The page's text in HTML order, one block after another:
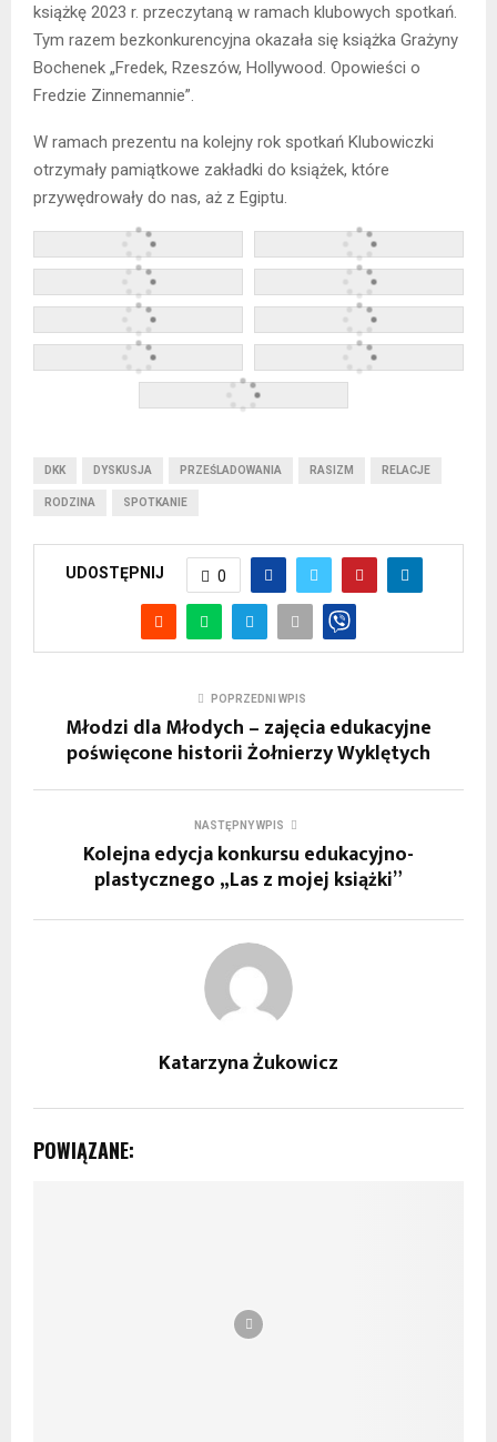
książkę 2023 r. przeczytaną w ramach klubowych spotkań.
Tym razem bezkonkurencyjna okazała się książka Grażyny
Bochenek „Fredek, Rzeszów, Hollywood. Opowieści o
Fredzie Zinnemannie”.
W ramach prezentu na kolejny rok spotkań Klubowiczki
otrzymały pamiątkowe zakładki do książek, które
przywędrowały do nas, aż z Egiptu.
DKK DYSKUSJA PRZEŚLADOWANIA RASIZM RELACJE
RODZINA SPOTKANIE
UDOSTĘPNIJ 0
POPRZEDNI WPIS
Młodzi dla Młodych – zajęcia edukacyjne
poświęcone historii Żołnierzy Wyklętych
NASTĘPNY WPIS
Kolejna edycja konkursu edukacyjno-
plastycznego „Las z mojej książki”
Katarzyna Żukowicz
POWIĄZANE: